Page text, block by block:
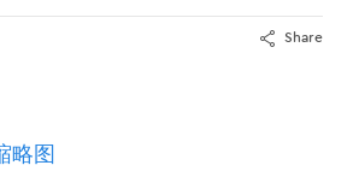
Share
略图